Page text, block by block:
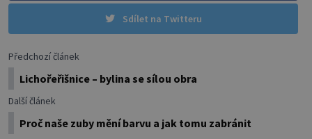
Sdílet na Twitteru
Předchozí článek
Lichořeřišnice – bylina se sílou obra
Další článek
Proč naše zuby mění barvu a jak tomu zabránit